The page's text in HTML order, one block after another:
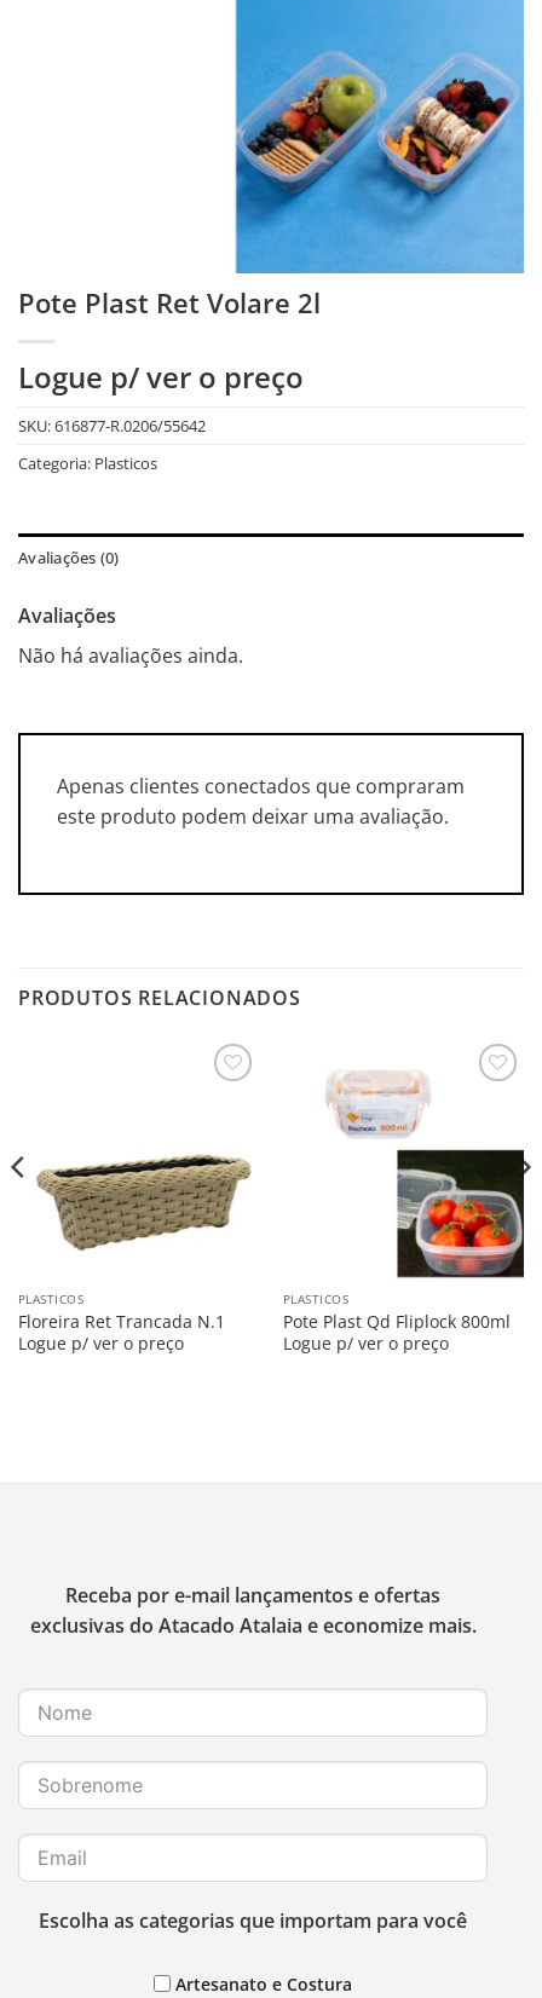
Pote Plast Ret Volare 2l
Logue p/ ver o preço
SKU:616877-R.0206/55642
Categoria: Plasticos
Avaliações (0)
Avaliações
Não há avaliações ainda.
Apenas clientes conectados que compraram
este produto podem deixar uma avaliação.
PRODUTOS RELACIONADOS
PLASTICOS
Floreira Ret Trancada N.1
Logue p/ ver o preço
PLASTICOS
Pote Plast Qd Fliplock 800ml
Logue p/ ver o preço
Receba por e-mail lançamentos e ofertas
exclusivas do Atacado Atalaia e economize mais.
Escolha as categorias que importam para você
Artesanato e Costura